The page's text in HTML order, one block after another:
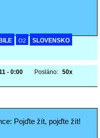
O2 SLOVENSKO
- 0:00 Posláno: 50x
Pojďte žít, pojďte žít!